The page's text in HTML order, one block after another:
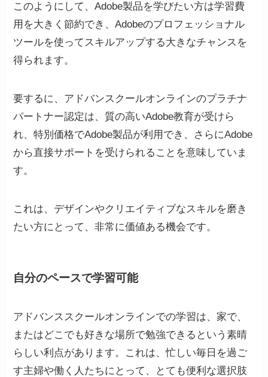
このようにして、Adobe製品を学びたい方は学習費
用を大きく節約でき、Adobeのプロフェッショナル
ツールを使ってスキルアップする大きなチャンスを
得られます。
要するに、アドバンスクールオンラインのプラチナ
パートナー認定は、質の高いAdobe教育が受けら
れ、特別価格でAdobe製品が利用でき、さらにAdobe
から直接サポートを受けられることを意味していま
す。
これは、デザインやクリエイティブなスキルを磨き
たい方にとって、非常に価値ある機会です。
自分のペースで学習可能
アドバンススクールオンラインでの学習は、家で、
またはどこでも好きな場所で勉強できるという素晴
らしい利点があります。これは、忙しい毎日を過ご
す主婦や働く人たちにとって、とても便利な選択肢